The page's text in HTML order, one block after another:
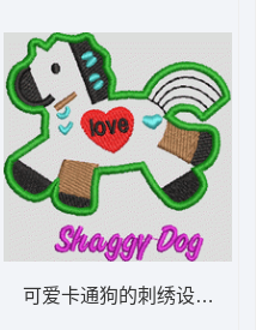
可爱卡通狗的刺绣设计 小马